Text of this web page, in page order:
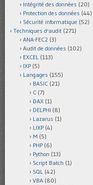
Intégrité des données (20)
Protection des données (44)
Sécurité informatique (52)
Techniques d'audit (271)
ANA-FEC2 (3)
Audit de données (102)
EXCEL (113)
IXP (5)
Langages (155)
BASIC (21)
C (7)
DAX (1)
DELPHI (8)
Lazarus (1)
LIXP (4)
M (5)
PHP (6)
Python (13)
Script Batch (1)
SQL (42)
VBA (80)